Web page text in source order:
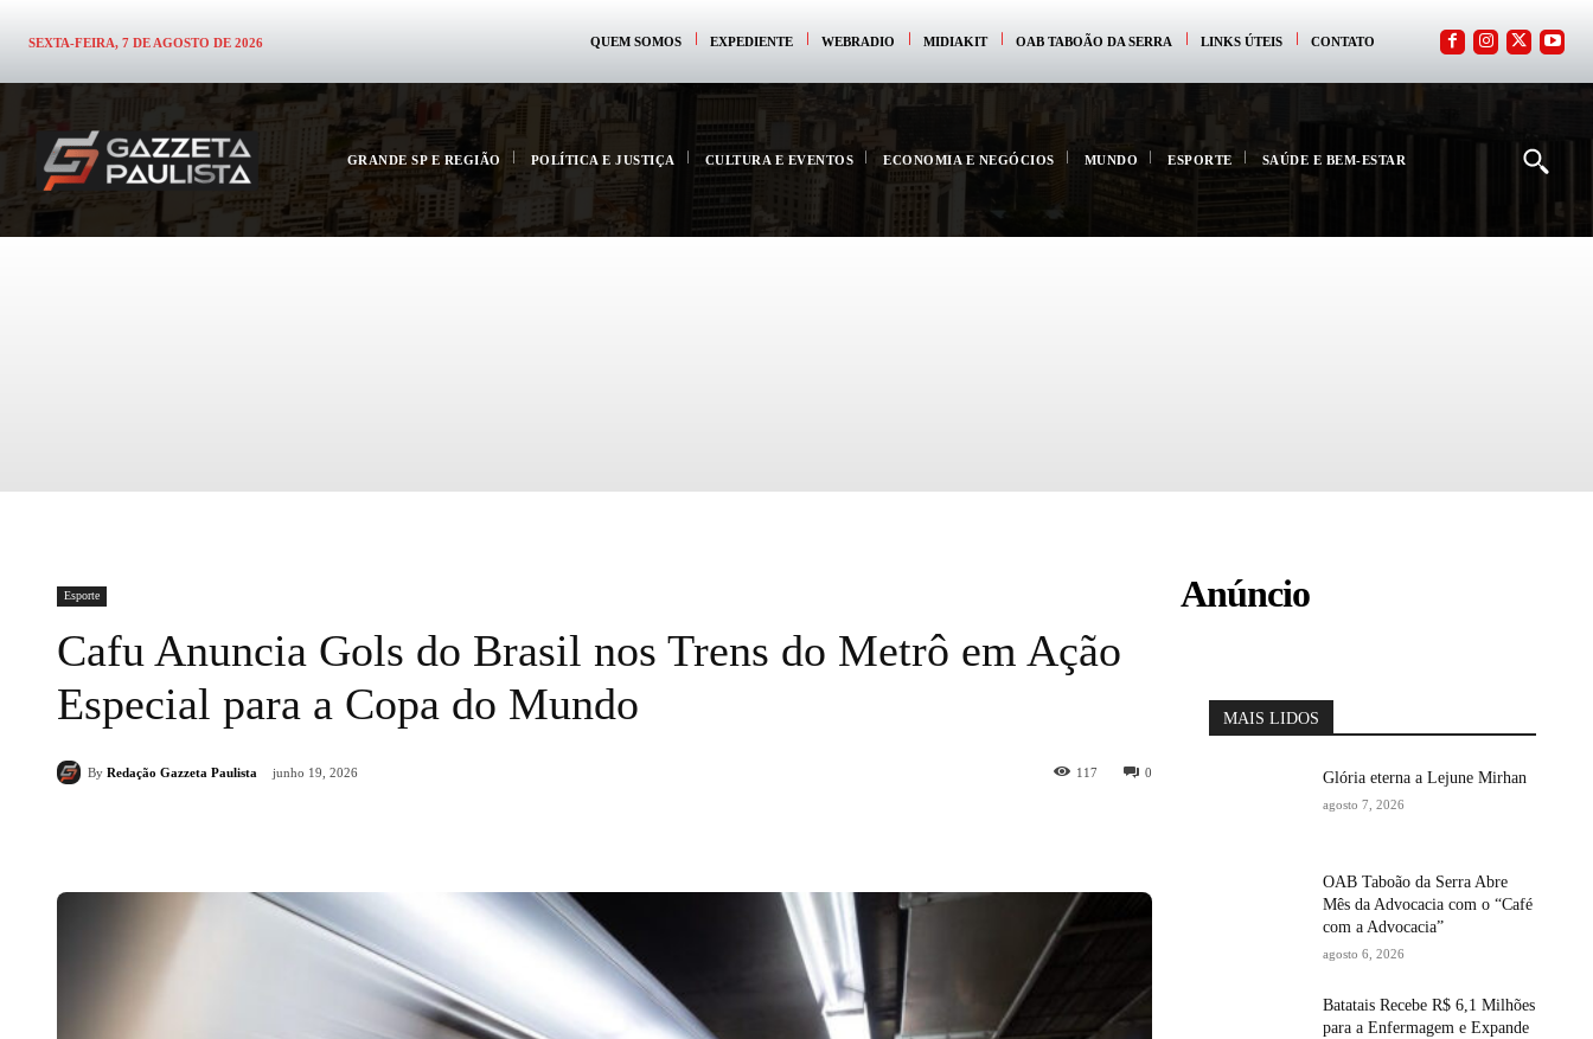
SEXTA-FEIRA, 7 DE AGOSTO DE 2026 QUEM SOMOS EXPEDIENTE WEBRADIO MIDIAKIT OAB TABOÃO DA SERRA LINKS ÚTEIS CONTATO
GRANDE SP E REGIÃO POLÍTICA E JUSTIÇA CULTURA E EVENTOS ECONOMIA E NEGÓCIOS MUNDO ESPORTE SAÚDE E BEM-ESTAR
Esporte
Cafu Anuncia Gols do Brasil nos Trens do Metrô em Ação
Especial para a Copa do Mundo
By Redação Gazzeta Paulista junho 19, 2026 0
117
Anúncio
MAIS LIDOS
Glória eterna a Lejune Mirhan
agosto 7, 2026
OAB Taboão da Serra Abre
Mês da Advocacia com o “Café
com a Advocacia”
agosto 6, 2026
Batatais Recebe R$ 6,1 Milhões
para a Enfermagem e Expande